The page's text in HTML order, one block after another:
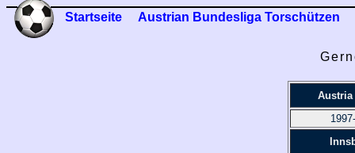
Startseite Austrian Bundesliga Torschützen
Austria